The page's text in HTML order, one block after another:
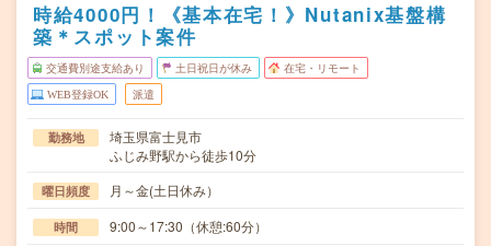
時給4000円！《基本在宅！》Nutanix基盤構
築＊スポット案件
交通費別途支給あり 土日祝日が休み 在宅・リモート
WEB登録OK 派遣
勤務地
埼玉県富士見市
ふじみ野駅から徒歩10分
曜日頻度 月～金(土日休み）
時間 9:00～17:30（休憩:60分）